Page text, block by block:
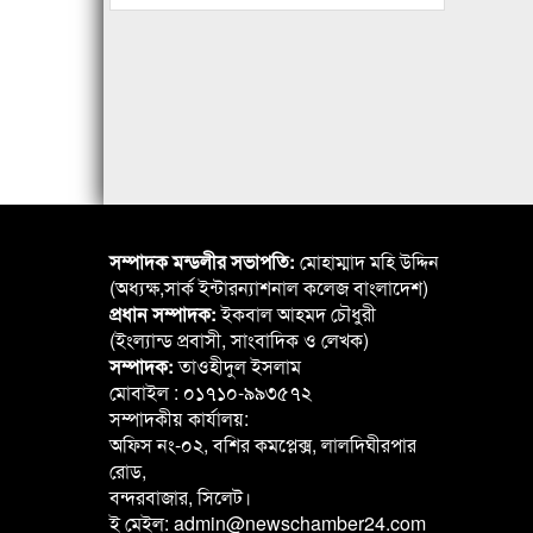
সম্পাদক মন্ডলীর সভাপতি: মোহাম্মাদ মহি উদ্দিন
(অধ্যক্ষ,সার্ক ইন্টারন্যাশনাল কলেজ বাংলাদেশ)
প্রধান সম্পাদক:ইকবাল আহমদ চৌধুরী
(ইংল্যান্ড প্রবাসী, সাংবাদিক ও লেখক)
সম্পাদক:তাওহীদুল ইসলাম
মোবাইল : ০১৭১০-৯৯৩৫৭২
সম্পাদকীয় কার্যালয়:
অফিস নং-০২, বশির কমপ্লেক্স, লালদিঘীরপার
রোড,
বন্দরবাজার, সিলেট।
ই মেইল: admin@newschamber24.com